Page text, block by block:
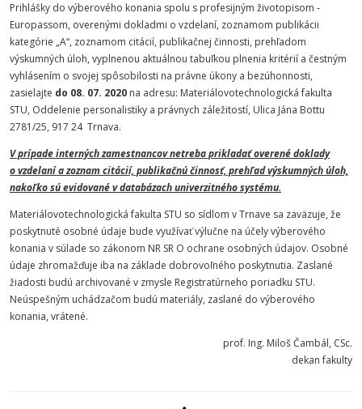
Prihlášky do výberového konania spolu s profesijným životopisom -
Europassom, overenými dokladmi o vzdelaní, zoznamom publikácii
kategórie „A“, zoznamom citácií, publikačnej činnosti, prehľadom
výskumných úloh, vyplnenou aktuálnou tabuľkou plnenia kritérií a čestným
vyhlásením o svojej spôsobilosti na právne úkony a bezúhonnosti,
zasielajte do 08. 07. 2020 na adresu: Materiálovotechnologická fakulta
STU, Oddelenie personalistiky a právnych záležitostí, Ulica Jána Bottu
2781/25, 917 24 Trnava.
V prípade interných zamestnancov netreba prikladať overené doklady
o vzdelaní azoznam citácií, publikačnú činnosť, prehľad výskumných úloh,
nakoľko sú evidované v databázach univerzitného systému.
Materiálovotechnologická fakulta STU so sídlom v Trnave sa zaväzuje, že
poskytnuté osobné údaje bude využívať výlučne na účely výberového
konania v súlade so zákonom NR SR O ochrane osobných údajov. Osobné
údaje zhromažďuje iba na základe dobrovoľného poskytnutia. Zaslané
žiadosti budú archivované v zmysle Registratúrneho poriadku STU.
Neúspešným uchádzačom budú materiály, zaslané do výberového
konania, vrátené.
prof. Ing. Miloš Čambál, CSc.
dekan fakulty